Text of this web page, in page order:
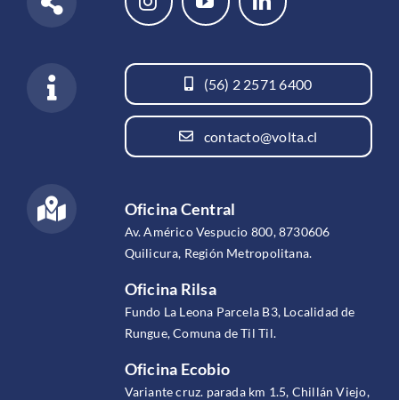
(56) 2 2571 6400
contacto@volta.cl
Oficina Central
Av. Américo Vespucio 800, 8730606
Quilicura, Región Metropolitana.
Oficina Rilsa
Fundo La Leona Parcela B3, Localidad de
Rungue, Comuna de Til Til.
Oficina Ecobio
Variante cruz. parada km 1.5, Chillán Viejo,